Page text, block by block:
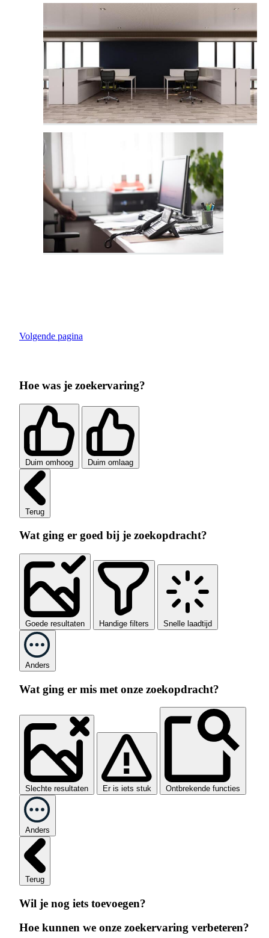
Volgende pagina
Hoe was je zoekervaring?
Duim omhoog Duim omlaag
Terug
Wat ging er goed bij je zoekopdracht?
Goede resultaten Handige filters Snelle laadtijd
Anders
Wat ging er mis met onze zoekopdracht?
Slechte resultaten Er is iets stuk Ontbrekende functies
Anders
Terug
Wil je nog iets toevoegen?
Hoe kunnen we onze zoekervaring verbeteren?